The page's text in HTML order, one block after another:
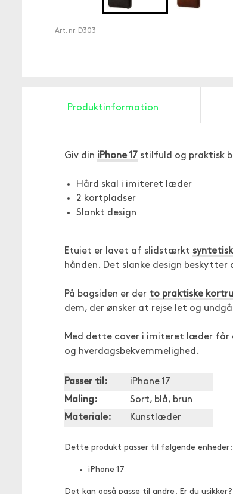
Art. nr. D303
Produktinformation
Giv din iPhone 17 stilfuld og praktisk
Hård skal i imiteret læder
2 kortpladser
Slankt design
Etuiet er lavet af slidstærkt
hånden. Det slanke design
På bagsiden er der to praktiske
dem, der ønsker at rejse let og
Med dette cover i imiteret læder får
og hverdagsbekvemmelighed.
Passer til:
iPhone 17
Maling:
Sort, blå, brun
Materiale:
Kunstlæder
Dette produkt passer til følgende enheder:
iPhone 17
Det kan også passe til andre. Er du